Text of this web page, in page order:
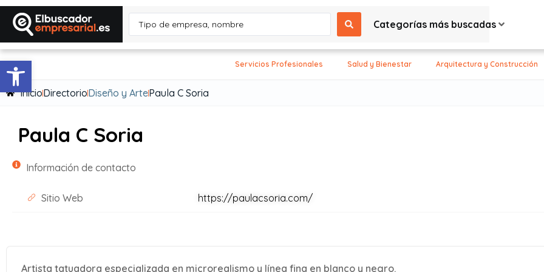
Abrir barra de herramientas
Categorías más buscadas
Servicios Profesionales Salud y Bienestar Arquitectura y Construcción
InicioDirectorioDiseño y ArtePaula C Soria
Paula C Soria
Información de contacto
Sitio Web https://paulacsoria.com/
Artista tatuadora especializada en microrealismo y línea fina en blanco y negro.